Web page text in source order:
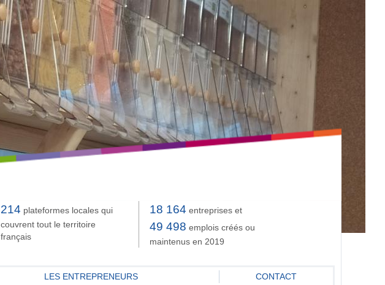
214 plateformes locales qui
couvrent tout le territoire
français
18 164 entreprises et
49 498 emplois créés ou
maintenus en 2019
LES ENTREPRENEURS CONTACT